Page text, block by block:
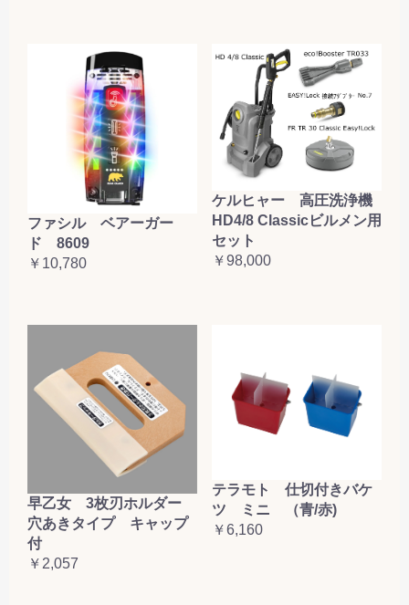
ファシル ベアーガー
ド 8609
￥10,780
ケルヒャー 高圧洗浄機
HD4/8 Classicビルメン用
セット
￥98,000
早乙女 3枚刃ホルダー
穴あきタイプ キャップ
付
￥2,057
テラモト 仕切付きバケ
ツ ミニ （青/赤)
￥6,160